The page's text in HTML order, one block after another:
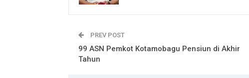
PREV POST
99 ASN Pemkot Kotamobagu Pensiun di Akhir
Tahun